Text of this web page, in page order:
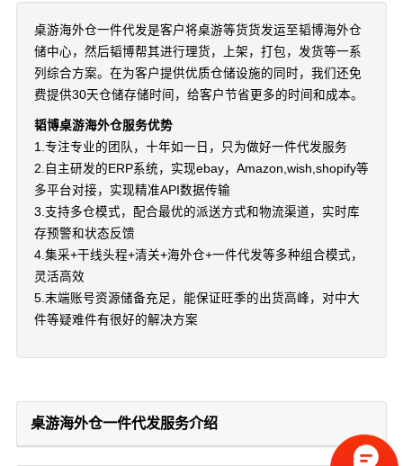
桌游海外仓一件代发是客户将桌游等货货发运至韬博海外仓
储中心，然后韬博帮其进行理货，上架，打包，发货等一系
列综合方案。在为客户提供优质仓储设施的同时，我们还免
费提供30天仓储存储时间，给客户节省更多的时间和成本。
韬博桌游海外仓服务优势
1.专注专业的团队，十年如一日，只为做好一件代发服务
2.自主研发的ERP系统，实现ebay，Amazon,wish,shopify等
多平台对接，实现精准API数据传输
3.支持多仓模式，配合最优的派送方式和物流渠道，实时库
存预警和状态反馈
4.集采+干线头程+清关+海外仓+一件代发等多种组合模式，
灵活高效
5.末端账号资源储备充足，能保证旺季的出货高峰，对中大
件等疑难件有很好的解决方案
桌游海外仓一件代发服务介绍